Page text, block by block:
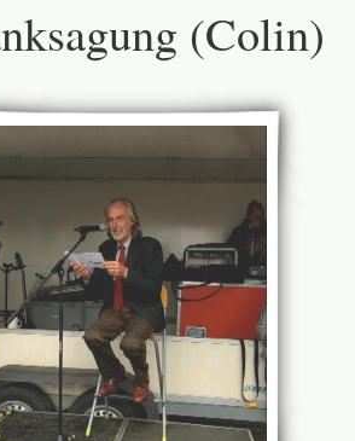
(Colin)